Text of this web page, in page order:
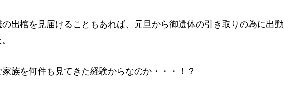
出棺を見届けることもあれば、元旦から御遺体の引き取りの為に出動
族を何件も見てきた経験からなのか・・・！？